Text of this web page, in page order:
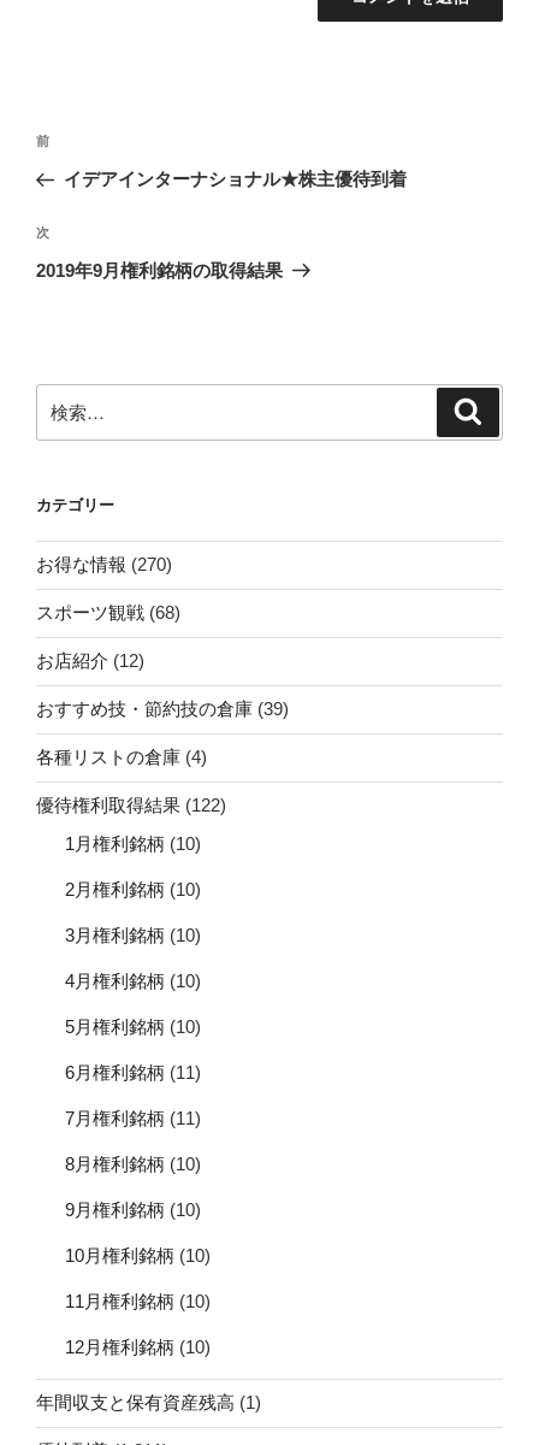
投
ナ
ビ
ゲ
ン
前
の
稿
前
イデアインターナショナル★株主優待到着
次
の
次
2019年9月権利銘柄の取得結果
索:
カテゴリー
お得な情報 (270)
スポーツ観戦 (68)
お店紹介 (12)
おすすめ技・節約技の倉庫 (39)
各種リストの倉庫 (4)
優待権利取得結果 (122)
1月権利銘柄 (10)
2月権利銘柄 (10)
3月権利銘柄 (10)
4月権利銘柄 (10)
5月権利銘柄 (10)
6月権利銘柄 (11)
7月権利銘柄 (11)
8月権利銘柄 (10)
9月権利銘柄 (10)
10月権利銘柄 (10)
11月権利銘柄 (10)
12月権利銘柄 (10)
年間収支と保有資産残高 (1)